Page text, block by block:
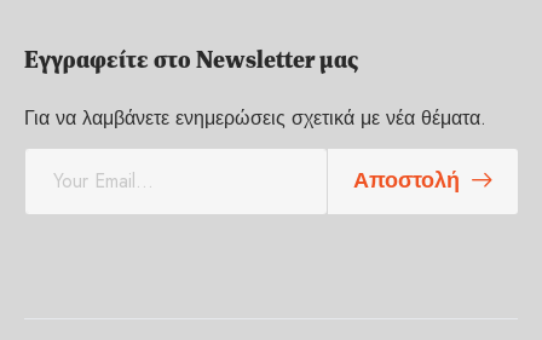
Εγγραφείτε στο Newsletter μας
Για να λαμβάνετε ενημερώσεις σχετικά με νέα θέματα.
a
Αποστολή